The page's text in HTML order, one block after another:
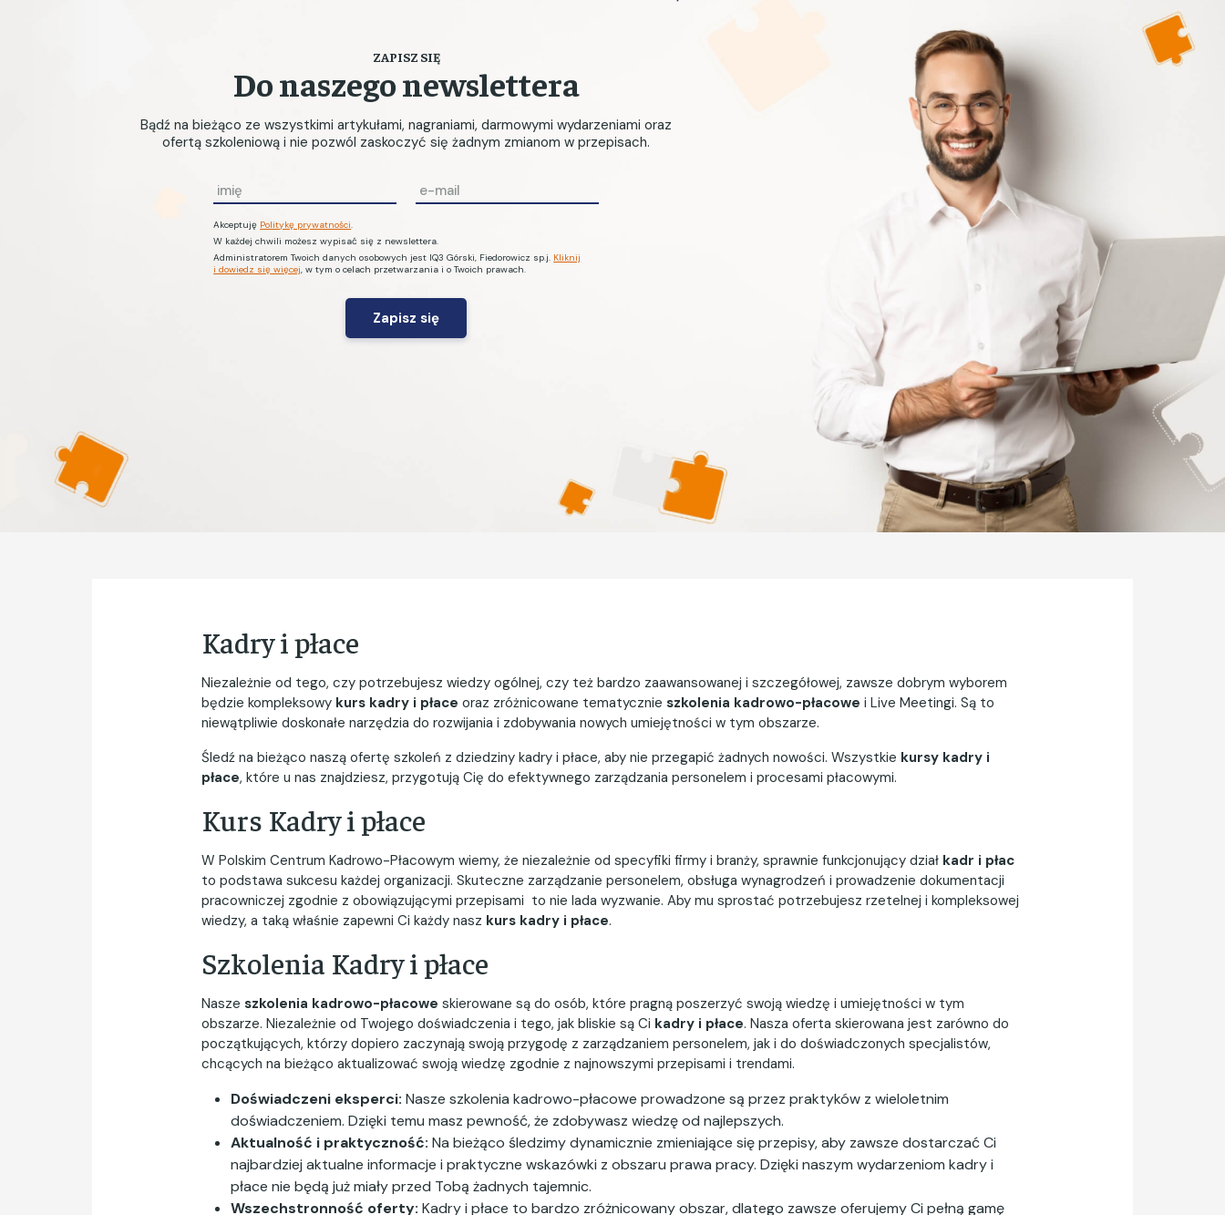
ZAPISZ SIĘ
Do naszego newslettera
Bądź na bieżąco ze wszystkimi artykułami, nagraniami, darmowymi wydarzeniami oraz
ofertą szkoleniową i nie pozwól zaskoczyć się żadnym zmianom w przepisach.
m
i
ę
*
E
m
i
l
*
Akceptuję Politykę prywatności.
W każdej chwili możesz wypisać się z newslettera.
Administratorem Twoich danych osobowych jest IQ3 Górski, Fiedorowicz sp.j. Kliknij
i dowiedz się więcej, w tym o celach przetwarzania i o Twoich prawach.
Kadry i płace
Niezależnie od tego, czy potrzebujesz wiedzy ogólnej, czy też bardzo zaawansowanej i szczegółowej, zawsze dobrym wyborem
będzie kompleksowy kurs kadry i płace oraz zróżnicowane tematycznie szkolenia kadrowo-płacowe i Live Meetingi. Są to
niewątpliwie doskonałe narzędzia do rozwijania i zdobywania nowych umiejętności w tym obszarze.
Śledź na bieżąco naszą ofertę szkoleń z dziedziny kadry i płace, aby nie przegapić żadnych nowości. Wszystkie kursy kadry i
płace, które u nas znajdziesz, przygotują Cię do efektywnego zarządzania personelem i procesami płacowymi.
Kurs Kadry i płace
W Polskim Centrum Kadrowo-Płacowym wiemy, że niezależnie od specyfiki firmy i branży, sprawnie funkcjonujący dział kadr i płac
to podstawa sukcesu każdej organizacji. Skuteczne zarządzanie personelem, obsługa wynagrodzeń i prowadzenie dokumentacji
pracowniczej zgodnie z obowiązującymi przepisami to nie lada wyzwanie. Aby mu sprostać potrzebujesz rzetelnej i kompleksowej
wiedzy, a taką właśnie zapewni Ci każdy nasz kurs kadry i płace.
Szkolenia Kadry i płace
Nasze szkolenia kadrowo-płacowe skierowane są do osób, które pragną poszerzyć swoją wiedzę i umiejętności w tym
obszarze. Niezależnie od Twojego doświadczenia i tego, jak bliskie są Ci kadry i płace. Nasza oferta skierowana jest zarówno do
początkujących, którzy dopiero zaczynają swoją przygodę z zarządzaniem personelem, jak i do doświadczonych specjalistów,
chcących na bieżąco aktualizować swoją wiedzę zgodnie z najnowszymi przepisami i trendami.
Doświadczeni eksperci: Nasze szkolenia kadrowo-płacowe prowadzone są przez praktyków z wieloletnim
doświadczeniem. Dzięki temu masz pewność, że zdobywasz wiedzę od najlepszych.
Aktualność i praktyczność: Na bieżąco śledzimy dynamicznie zmieniające się przepisy, aby zawsze dostarczać Ci
najbardziej aktualne informacje i praktyczne wskazówki z obszaru prawa pracy. Dzięki naszym wydarzeniom kadry i
płace nie będą już miały przed Tobą żadnych tajemnic.
Wszechstronność oferty: Kadry i płace to bardzo zróżnicowany obszar, dlatego zawsze oferujemy Ci pełną gamę